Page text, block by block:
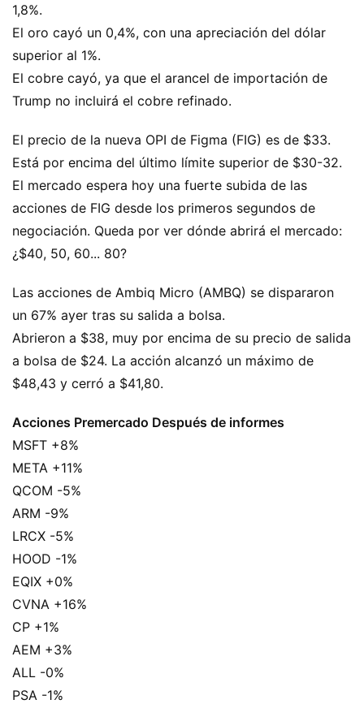
1,8%.
El oro cayó un 0,4%, con una apreciación del dólar
superior al 1%.
El cobre cayó, ya que el arancel de importación de
Trump no incluirá el cobre refinado.
El precio de la nueva OPI de Figma (FIG) es de $33.
Está por encima del último límite superior de $30-32.
El mercado espera hoy una fuerte subida de las
acciones de FIG desde los primeros segundos de
negociación. Queda por ver dónde abrirá el mercado:
¿$40, 50, 60... 80?
Las acciones de Ambiq Micro (AMBQ) se dispararon
un 67% ayer tras su salida a bolsa.
Abrieron a $38, muy por encima de su precio de salida
a bolsa de $24. La acción alcanzó un máximo de
$48,43 y cerró a $41,80.
Acciones Premercado Después de informes
MSFT +8%
META +11%
QCOM -5%
ARM -9%
LRCX -5%
HOOD -1%
EQIX +0%
CVNA +16%
CP +1%
AEM +3%
ALL -0%
PSA -1%